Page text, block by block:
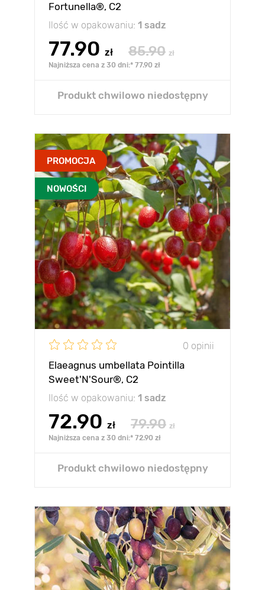
Fortunella®, С2
Ilość w opakowaniu: 1 sadz
77.90 zł 85.90 zł
Najniższa cena z 30 dni:* 77.90 zł
Produkt chwilowo niedostępny
PROMOCJA
NOWOŚCI
0 opinii
Elaeagnus umbellata Pointilla
Sweet'N'Sour®, С2
Ilość w opakowaniu: 1 sadz
72.90 zł 79.90 zł
Najniższa cena z 30 dni:* 72.90 zł
Produkt chwilowo niedostępny